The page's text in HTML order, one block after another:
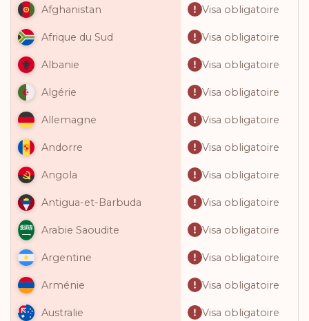
Afghanistan Visa obligatoire
Afrique du Sud Visa obligatoire
Albanie Visa obligatoire
Algérie Visa obligatoire
Allemagne Visa obligatoire
Andorre Visa obligatoire
Angola Visa obligatoire
Antigua-et-Barbuda Visa obligatoire
Arabie Saoudite Visa obligatoire
Argentine Visa obligatoire
Arménie Visa obligatoire
Australie Visa obligatoire